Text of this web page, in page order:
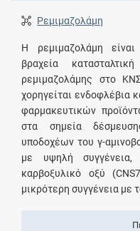
Ρεμιμαζολάμη
Η ρεμιμαζολάμη είναι
βραχεία
ρεμιμαζολάμης στο
χορηγείται ενδοφλέβια
φαρμακευτικών
στα σημεία
υποδοχέων του γ-
με υψηλή
καρβοξυλικό οξύ
μικρότερη συγγένεια με